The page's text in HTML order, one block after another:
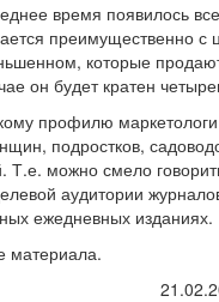
время появилось
преимущественно с
которые
он будет кратен
профилю
подростков,
можно смело
аудитории
ежедневных изданиях.
материала.